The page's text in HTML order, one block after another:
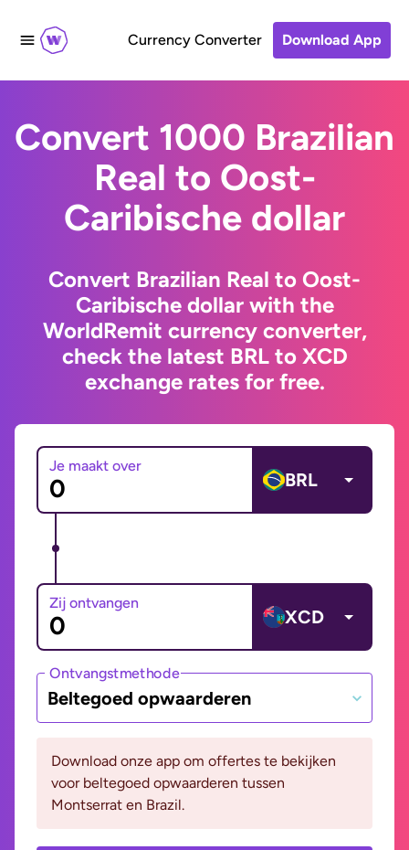
Currency Converter Download App
Convert 1000 Brazilian
Real to Oost-
Caribische dollar
Convert Brazilian Real to Oost-
Caribische dollar with the
WorldRemit currency converter,
check the latest BRL to XCD
exchange rates for free.
Je maakt over
BRL
Zij ontvangen
XCD
Ontvangstmethode
Beltegoed opwaarderen
Download onze app om offertes te bekijken
voor beltegoed opwaarderen tussen
Montserrat en Brazil.